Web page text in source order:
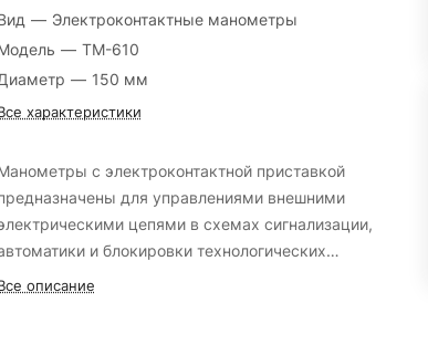
— Электроконтактные манометры
— ТМ-610
— 150 мм
характеристики
с электроконтактной приставкой
для управлениями внешними
цепями в схемах сигнализации,
и блокировки технологических
описание